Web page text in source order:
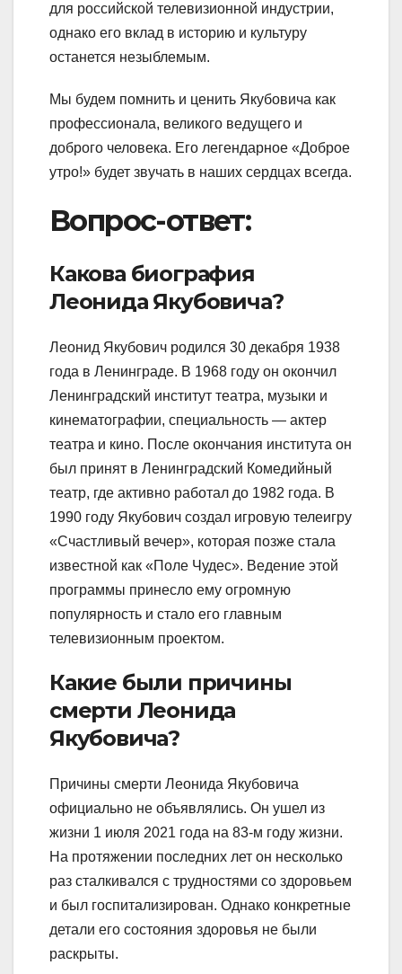
для российской телевизионной индустрии,
однако его вклад в историю и культуру
останется незыблемым.
Мы будем помнить и ценить Якубовича как
профессионала, великого ведущего и
доброго человека. Его легендарное «Доброе
утро!» будет звучать в наших сердцах всегда.
Вопрос-ответ:
Какова биография
Леонида Якубовича?
Леонид Якубович родился 30 декабря 1938
года в Ленинграде. В 1968 году он окончил
Ленинградский институт театра, музыки и
кинематографии, специальность — актер
театра и кино. После окончания института он
был принят в Ленинградский Комедийный
театр, где активно работал до 1982 года. В
1990 году Якубович создал игровую телеигру
«Счастливый вечер», которая позже стала
известной как «Поле Чудес». Ведение этой
программы принесло ему огромную
популярность и стало его главным
телевизионным проектом.
Какие были причины
смерти Леонида
Якубовича?
Причины смерти Леонида Якубовича
официально не объявлялись. Он ушел из
жизни 1 июля 2021 года на 83-м году жизни.
На протяжении последних лет он несколько
раз сталкивался с трудностями со здоровьем
и был госпитализирован. Однако конкретные
детали его состояния здоровья не были
раскрыты.